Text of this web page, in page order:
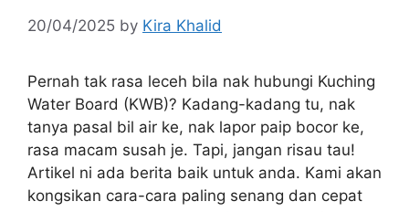
20/04/2025 by Kira Khalid
Pernah tak rasa leceh bila nak hubungi Kuching
Water Board (KWB)? Kadang-kadang tu, nak
tanya pasal bil air ke, nak lapor paip bocor ke,
rasa macam susah je. Tapi, jangan risau tau!
Artikel ni ada berita baik untuk anda. Kami akan
kongsikan cara-cara paling senang dan cepat